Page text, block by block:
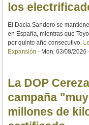
los
El Dacia Sandero se
en España, mientras que
por quinto año consecutivo.
Expansión - Mon, 03/08/2026
La DOP
campaña
millones de